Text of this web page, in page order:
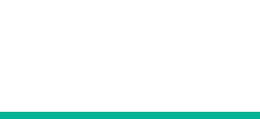
klima sistemleri, araç klima onarım valfi,